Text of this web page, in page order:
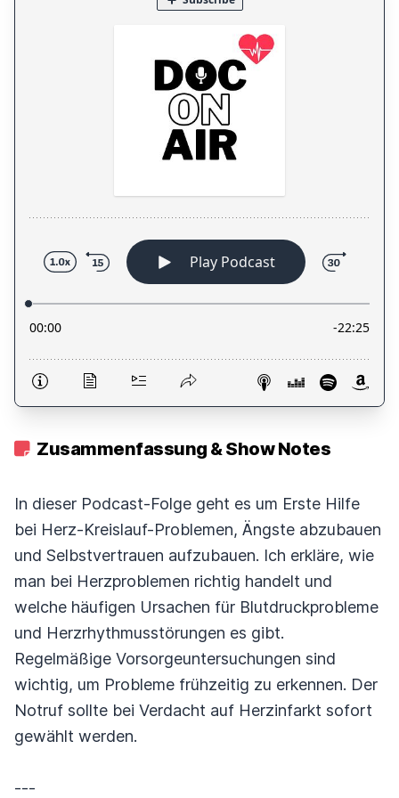
Zusammenfassung & Show Notes
In dieser Podcast-Folge geht es um Erste Hilfe
bei Herz-Kreislauf-Problemen, Ängste abzubauen
und Selbstvertrauen aufzubauen. Ich erkläre, wie
man bei Herzproblemen richtig handelt und
welche häufigen Ursachen für Blutdruckprobleme
und Herzrhythmusstörungen es gibt.
Regelmäßige Vorsorgeuntersuchungen sind
wichtig, um Probleme frühzeitig zu erkennen. Der
Notruf sollte bei Verdacht auf Herzinfarkt sofort
gewählt werden.
---